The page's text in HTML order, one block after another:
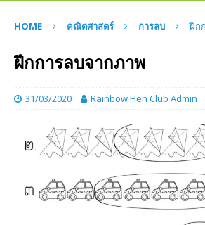
HOME คณิตศาสตร์ การลบ ฝึก
ฝึกการลบจากภาพ
31/03/2020 Rainbow Hen Club Admin